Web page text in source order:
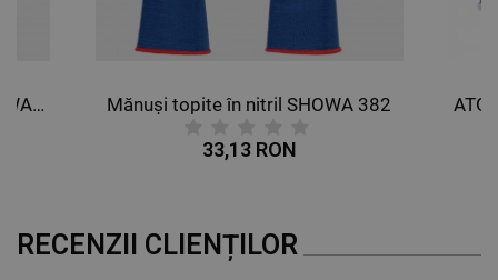
Mănuși cu spumă de nitril SHOWA AP800 Mănuși topite în nitril SHOWA 382
33,13 RON
RECENZII CLIENȚILOR